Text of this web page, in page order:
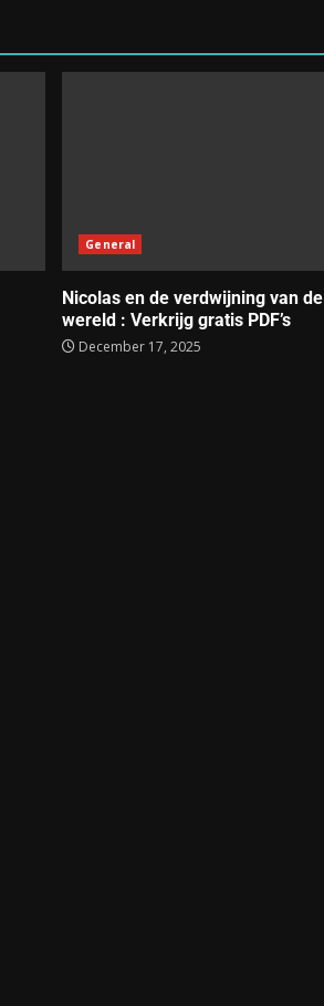
General
Nicolas en de verdwijning van de
wereld : Verkrijg gratis PDF’s
December 17, 2025